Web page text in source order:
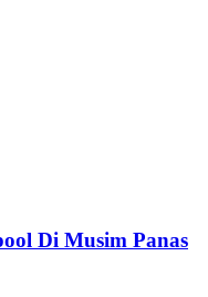
Di Musim Panas